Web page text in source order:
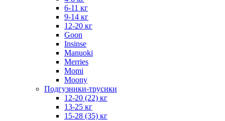
6-11 кг
9-14 кг
12-20 кг
Goon
Insinse
Manuoki
Merries
Momi
Moony
Подгузники-трусики
12-20 (22) кг
13-25 кг
15-28 (35) кг